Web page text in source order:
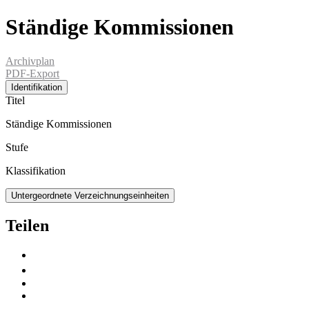
Ständige Kommissionen
Archivplan
PDF-Export
Identifikation
Titel
Ständige Kommissionen
Stufe
Klassifikation
Untergeordnete Verzeichnungseinheiten
Teilen